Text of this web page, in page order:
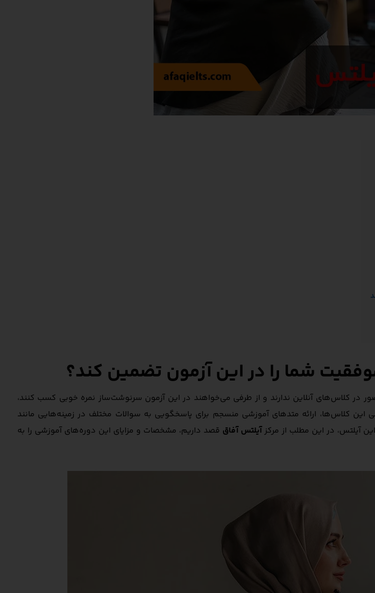
شما را در این آزمون تضمین کند؟
در کلاس‌های آنلاین ندارند و از طرفی می‌خواهند در این آزمون سرنوشت‌ساز نمره خوبی کسب کنند،
کلاس‌ها، ارائه متدهای آموزشی منسجم برای پاسخگویی به سوالات مختلف در زمینه‌هایی مانند
آیلتس، در این مطلب از مرکزآیلتس آفاق قصد داریم، مشخصات و مزایای این دوره‌های آموزشی را به